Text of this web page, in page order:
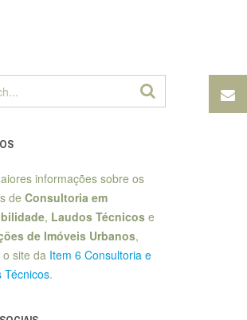
informações sobre os
de Consultoria em
, Laudos Técnicose
de Imóveis Urbanos,
site da Item 6 Consultoria e
Técnicos.